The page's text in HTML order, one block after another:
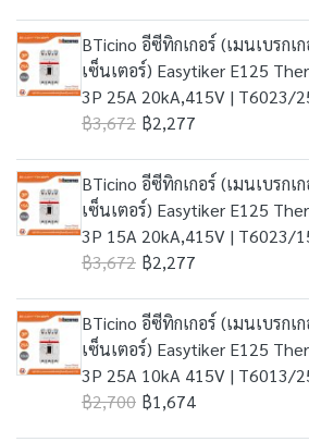
BTicino อีซีทิกเกอร์ (เมนเบรกเ
เซ็นเตอร์) Easytiker E125
3P 25A 20kA,415V | T6023/
฿3,672 ฿2,277
BTicino อีซีทิกเกอร์ (เมนเบรกเ
เซ็นเตอร์) Easytiker E125
3P 15A 20kA,415V | T6023/
฿3,672 ฿2,277
BTicino อีซีทิกเกอร์ (เมนเบรกเ
เซ็นเตอร์) Easytiker E125
3P 25A 10kA 415V | T6013/
฿2,700 ฿1,674